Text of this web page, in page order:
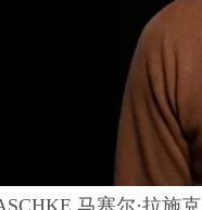
马塞尔·拉施克